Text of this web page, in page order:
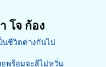
โจ ก้อง
นชีวิตต่างกันไป
ยพร้อมจะสู้ไม่หวั่น